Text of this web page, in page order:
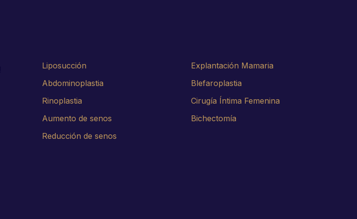
Liposucción
Abdominoplastia
Rinoplastia
Aumento de senos
Reducción de senos
Explantación Mamaria
Blefaroplastia
Cirugía Íntima Femenina
Bichectomía